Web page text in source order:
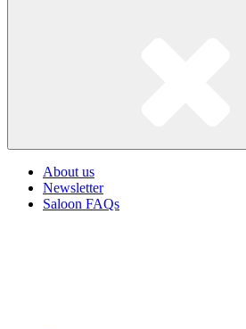
About us
Newsletter
Saloon FAQs